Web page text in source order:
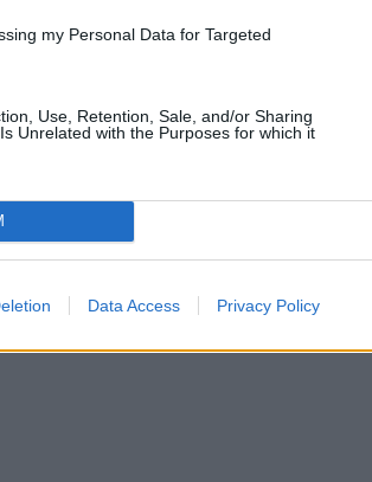
my Personal Data for Targeted
Use, Retention, Sale, and/or Sharing
Unrelated with the Purposes for which it
Data Access Privacy Policy